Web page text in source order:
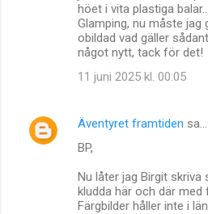
höet i vita plastiga balar...
Glamping, nu måste jag
obildad vad gäller
något nytt, tack för det!
11 juni 2025 kl. 00:05
Äventyret framtiden sa…
BP,
Nu låter jag Birgit skriva
kludda här och där med
Färgbilder håller inte i